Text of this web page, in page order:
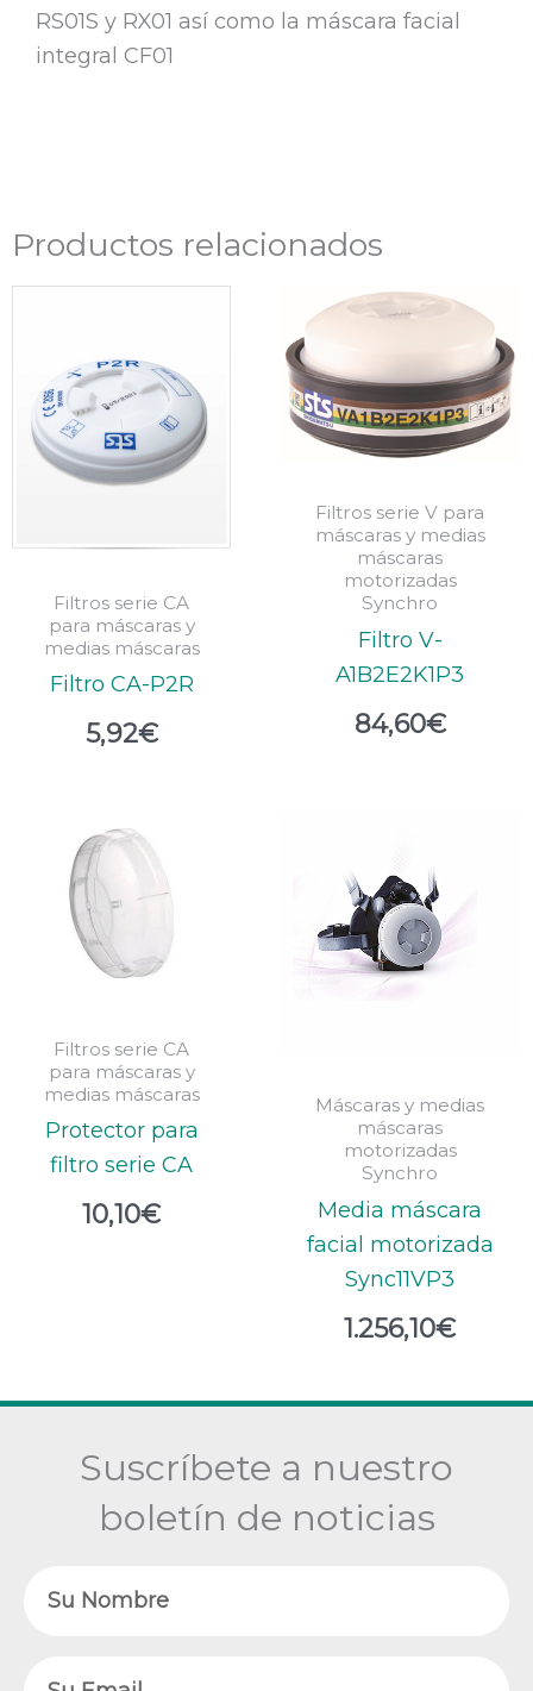
RS01S y RX01 así como la máscara facial
integral CF01
Productos relacionados
Filtros serie CA
para máscaras y
medias máscaras
Filtro CA-P2R
5,92€
Filtros serie V para
máscaras y medias
máscaras
motorizadas
Synchro
Filtro V-
A1B2E2K1P3
84,60€
Filtros serie CA
para máscaras y
medias máscaras
Protector para
filtro serie CA
10,10€
Máscaras y medias
máscaras
motorizadas
Synchro
Media máscara
facial motorizada
Sync11VP3
1.256,10€
Suscríbete a nuestro
boletín de noticias